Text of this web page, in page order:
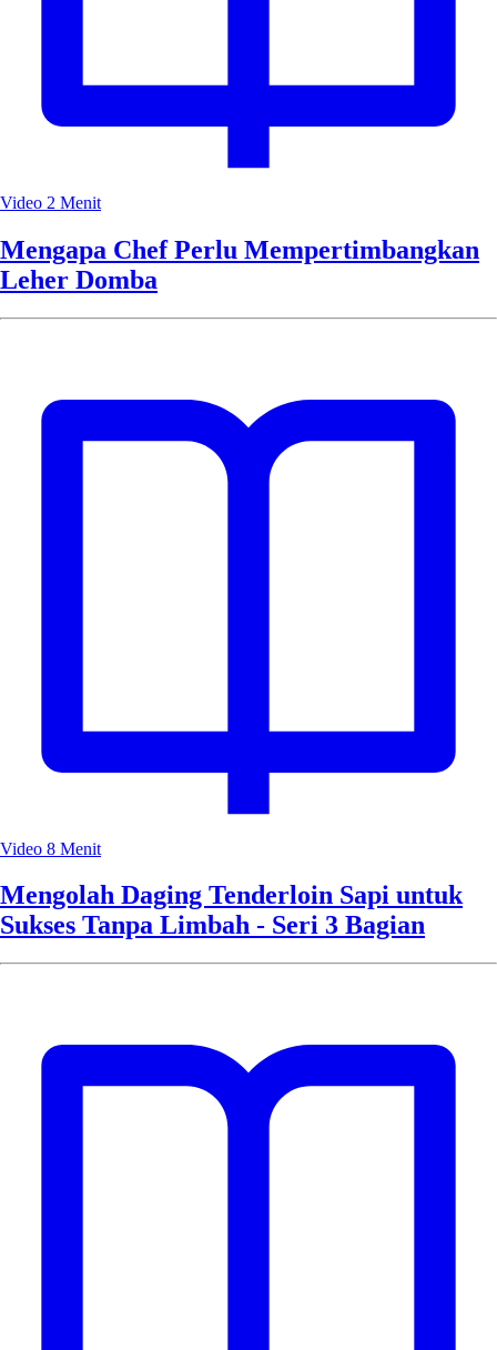
Video 2 Menit
Mengapa Chef Perlu Mempertimbangkan
Leher Domba
Video 8 Menit
Mengolah Daging Tenderloin Sapi untuk
Sukses Tanpa Limbah - Seri 3 Bagian